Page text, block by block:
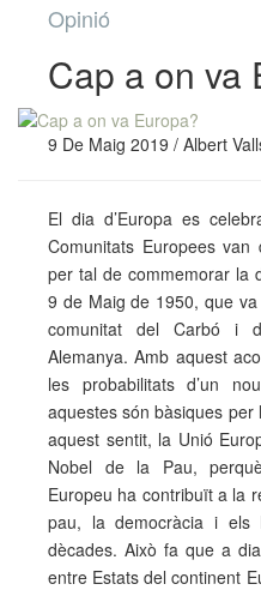
Opinió
Cap a on va
9 De Maig 2019 / Albert
El dia d’Europa es
Comunitats Europees
per tal de commemorar la
9 de Maig de 1950, que
comunitat del Carbó i
Alemanya. Amb aquest
les probabilitats d’un
aquestes són bàsiques
aquest sentit, la Unió
Nobel de la Pau,
Europeu ha contribuït a la
pau, la democràcia i els
dècades. Això fa que a
entre Estats del continent